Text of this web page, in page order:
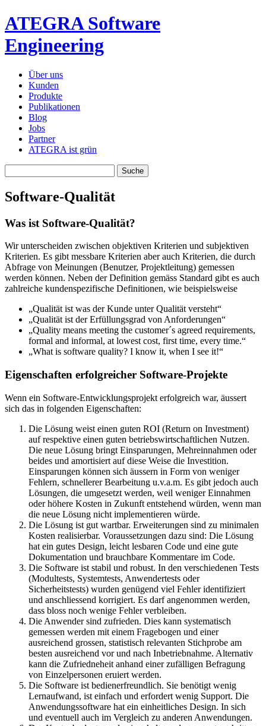
ATEGRA Software
Engineering
Über uns
Kunden
Produkte
Publikationen
Blog
Jobs
Partner
ATEGRA ist grün
Software-Qualität
Was ist Software-Qualität?
Wir unterscheiden zwischen objektiven Kriterien und subjektiven
Kriterien. Es gibt messbare Kriterien aber auch Kriterien, die durch
Abfrage von Meinungen (Benutzer, Projektleitung) gemessen
werden können. Neben der Definition gemäss Standard gibt es auch
zahlreiche kundenspezifische Definitionen, wie beispielsweise
„Qualität ist was der Kunde unter Qualität versteht“
„Qualität ist der Erfüllungsgrad von Anforderungen“
„Quality means meeting the customer´s agreed requirements,
formal and informal, at lowest cost, first time, every time.“
„What is software quality? I know it, when I see it!“
Eigenschaften erfolgreicher Software-Projekte
Wenn ein Software-Entwicklungsprojekt erfolgreich war, äussert
sich das in folgenden Eigenschaften:
Die Lösung weist einen guten ROI (Return on Investment)
auf respektive einen guten betriebswirtschaftlichen Nutzen.
Die neue Lösung bringt Einsparungen, Mehreinnahmen oder
beides und amortisiert auf diese Weise die Investition.
Einsparungen können sich äussern in Form von weniger
Fehlern, schnellerer Bearbeitung u.v.a.m. Es gibt jedoch auch
Lösungen, die umgesetzt werden, weil weniger Einnahmen
oder höhere Kosten in Zukunft entstehend würden, wenn man
die neue Lösung nicht implementieren würde.
Die Lösung ist gut wartbar. Erweiterungen sind zu minimalen
Kosten realisierbar. Voraussetzungen dazu sind: Die Lösung
hat ein gutes Design, leicht lesbaren Code und eine gute
Dokumentation und brauchbare Kommentare im Code.
Die Software ist stabil und robust. In den verschiedenen Tests
(Modultests, Systemtests, Anwendertests oder
Sicherheitstests) wurden genügend viel Fehler identifiziert
und anschliessend korrigiert. Es darf angenommen werden,
dass bloss noch wenige Fehler verbleiben.
Die Anwender sind zufrieden. Dies kann systematisch
gemessen werden mit einem Fragebogen und einer
ausreichend grossen, statistisch relevanten Stichprobe am
besten ausreichend vor und nach Inbetriebnahme. Alternativ
kann die Zufriedneheit anhand einer zufälligen Befragung
von Einzelpersonen eruiert werden.
Die Software ist bedienerfreundlich. Sie benötigt wenig
Lernaufwand, ist einfach und erfordert wenig Support. Die
Anwendungssoftware hat ein einheitliches Design. In sich
und eventuell auch im Vergleich zu anderen Anwendungen.